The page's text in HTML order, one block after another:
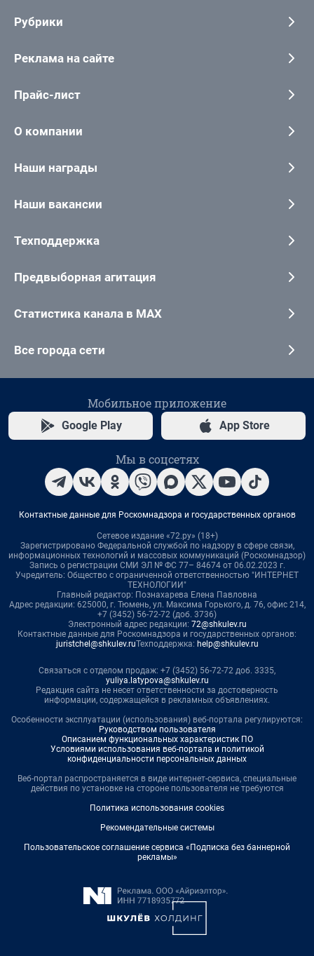
Рубрики
Реклама на сайте
Прайс-лист
О компании
Наши награды
Наши вакансии
Техподдержка
Предвыборная агитация
Статистика канала в MAX
Все города сети
Мобильное приложение
Google Play App Store
Мы в соцсетях
Контактные данные для Роскомнадзора и государственных органов
Сетевое издание «72.ру» (18+)
Зарегистрировано Федеральной службой по надзору в сфере связи,
информационных технологий и массовых коммуникаций (Роскомнадзор)
Запись о регистрации СМИ ЭЛ № ФС 77– 84674 от 06.02.2023 г.
Учредитель: Общество с ограниченной ответственностью "ИНТЕРНЕТ
ТЕХНОЛОГИИ"
Главный редактор: Познахарева Елена Павловна
Адрес редакции: 625000, г. Тюмень, ул. Максима Горького, д. 76, офис 214,
+7 (3452) 56-72-72 (доб. 3736)
Электронный адрес редакции: 72@shkulev.ru
Контактные данные для Роскомнадзора и государственных органов:
juristchel@shkulev.ruТехподдержка: help@shkulev.ru
Связаться с отделом продаж: +7 (3452) 56-72-72 доб. 3335,
yuliya.latypova@shkulev.ru
Редакция сайта не несет ответственности за достоверность
информации, содержащейся в рекламных объявлениях.
Особенности эксплуатации (использования) веб-портала регулируются:
Руководством пользователя
Описанием функциональных характеристик ПО
Условиями использования веб-портала и политикой
конфиденциальности персональных данных
Веб-портал распространяется в виде интернет-сервиса, специальные
действия по установке на стороне пользователя не требуются
Политика использования cookies
Рекомендательные системы
Пользовательское соглашение сервиса «Подписка без баннерной
рекламы»